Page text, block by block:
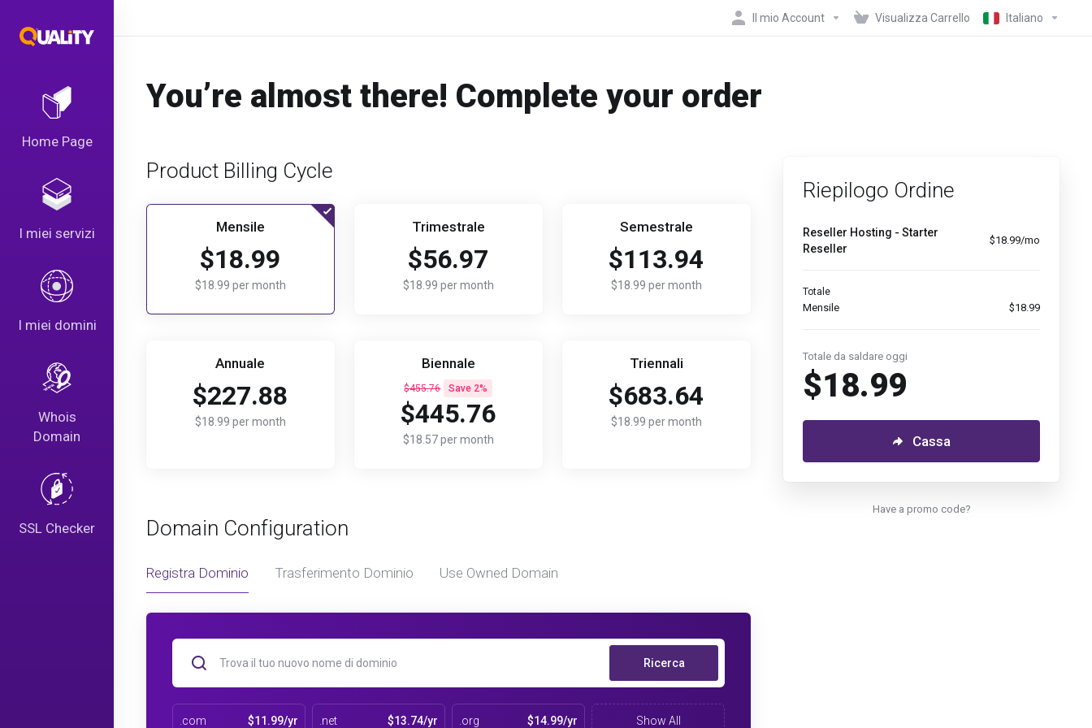
Home Page
I miei servizi
I miei domini
Whois
Domain
SSL Checker
Il mio Account Visualizza Carrello Italiano
You’re almost there! Complete your order
Product Billing Cycle
Mensile
$18.99
$18.99 per month
Trimestrale
$56.97
$18.99 per month
Semestrale
$113.94
$18.99 per month
Annuale
$227.88
$18.99 per month
Biennale
$455.76 Save 2%
$445.76
$18.57 per month
Triennali
$683.64
$18.99 per month
Domain Configuration
Registra Dominio Trasferimento Dominio Use Owned Domain
Ricerca
.com $11.99/yr .net $13.74/yr .org $14.99/yr Show All
Riepilogo Ordine
Reseller Hosting - Starter
Reseller
$18.99/mo
Totale
Mensile $18.99
Totale da saldare oggi
$18.99
Cassa
Have a promo code?